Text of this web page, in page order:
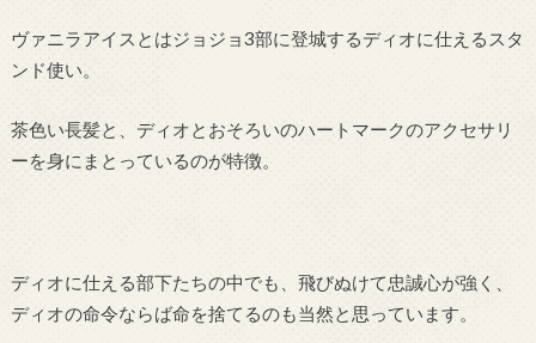
ヴァニラアイスとはジョジョ3部に登城するディオに仕えるスタ
ンド使い。
茶色い長髪と、ディオとおそろいのハートマークのアクセサリ
ーを身にまとっているのが特徴。
ディオに仕える部下たちの中でも、飛びぬけて忠誠心が強く、
ディオの命令ならば命を捨てるのも当然と思っています。